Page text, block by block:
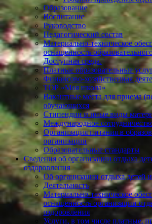
Образование
Воспитание
Руководство
Педагогический состав
Материально-техническое
оснащенность
Доступная среда.
Платные образовательные
Финансово-хозяйственная
ТОР «Моя школа»
Вакантные места для приема
обучающихся
Стипендии и иные виды
Международное
Организация питания в
организации
Образовательные стандарты
Сведения об организации отдыха
оздоровления
Об организации отдыха детей
Деятельность
Материально-техническое
оснащенность организации
оздоровления
Услуги, в том числе платные,